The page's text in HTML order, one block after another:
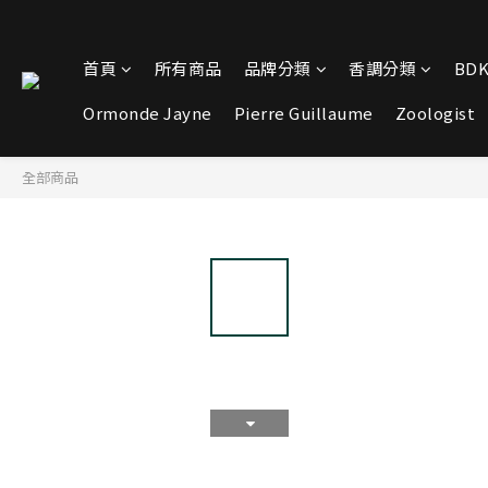
首頁 所有商品 品牌分類 香調分類
Ormonde Jayne
Pierre Guillaume Zoologist
全部商品